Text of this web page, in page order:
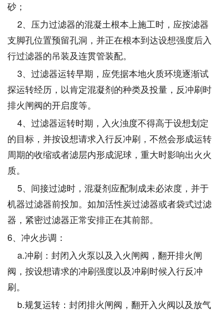
砂；
2、压力过滤器的混凝土根本上施工时，应按滤器
支脚孔位置预留孔洞，并正在根本到达设想强度后入
行过滤器的吊装及连贯管装配。
3、过滤器运转早期，应凭据本地火质环境逐渐试
探运转经历，以肯定混凝剂的种类及投量，反冲刷时
排火闸阀的开启度等。
4、过滤器运转时期，入火浊度不得高于设想划定
的目标，并按设想请求入行反冲刷，不然会形成运转
周期的收缩或者滤层内形成泥球，重大时影响出火火
质。
5、间接过滤时，混凝剂应配制成未必浓度，并于
机器过滤器前投加。如加活性炭过滤器或者袋式过滤
器，紧密过滤器正常安排正在其前部。
6、冲火步调：
a.冲刷：封闭入火泵以及入火闸阀，翻开排火闸
阀，按设想请求的冲刷强度以及冲刷时候入行反冲
刷。
b.规复运转：封闭排火闸阀，翻开入火阀以及放气